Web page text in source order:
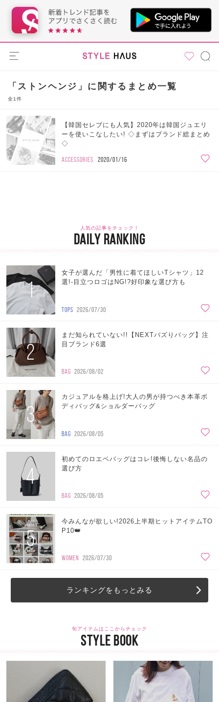
「ストンヘンジ」に関するまとめ一覧
全1件
【韓国セレブにも人気】2020年は韓国ジュエリ
ーを使いこなしたい! ◇まずはブランド総まとめ
◇
ACCESSORIES 2020/01/16
人気の記事をチェック！
DAILY RANKING
1
女子が選んだ「男性に着てほしいTシャツ」12
選!-目立つロゴはNG!?好印象な選び方も
TOPS 2026/07/30
2
まだ知られていない!!【NEXTバズりバッグ】注
目ブランド6選
BAG 2026/08/02
3
カジュアルを格上げ!大人の男が持つべき本革ボ
ディバッグ&ショルダーバッグ
BAG 2026/08/05
4
初めてのロエベバッグはコレ!後悔しない名品の
選び方
BAG 2026/08/05
5
今みんなが欲しい!2026上半期ヒットアイテムTO
P10👑
WOMEN 2026/07/30
ランキングをもっとみる
旬アイテムはここからチェック
STYLE BOOK